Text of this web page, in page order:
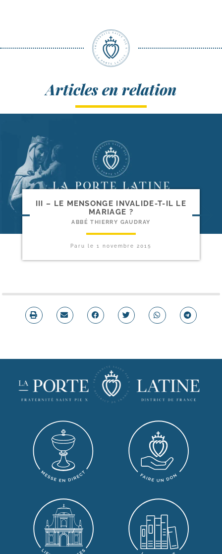
Articles en relation
III – LE MENSONGE INVALIDE-​T-​IL LE
MARIAGE ?
ABBÉ THIERRY GAUDRAY
Paru le1 novembre 2015